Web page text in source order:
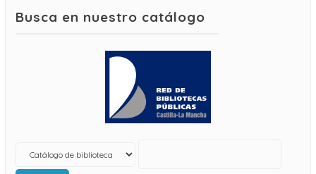
Busca en nuestro catálogo